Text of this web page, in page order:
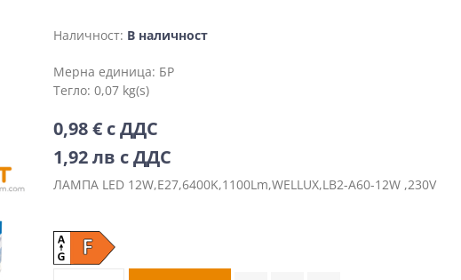
Наличност: В наличност
Мерна единица: БР
Тегло:0,07 kg(s)
0,98 € с ДДС
1,92 лв с ДДС
ЛАМПА LED 12W,Е27,6400K,1100Lm,WELLUX,LB2-A60-12W ,230V